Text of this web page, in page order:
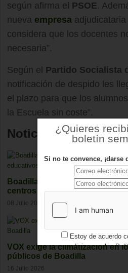
según afirma el PSOE.
nueva empresa
considera que los docentes
necesaria”.
Según el Partido Socialista
notificación de despido les
el plazo para que los
la Escuela sin coste”.
Noticias
Boadilla invertirá casi 600.000
centros educativos
08 Julio 2026
VOX exige la climatización en
públicos de Boadilla
16 Julio 2026
¿Quieres
boletín
Si no te convence, ¡darse
Estoy de acuerdo
condicionesy los